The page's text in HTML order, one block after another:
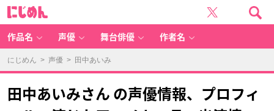
作品名 声優 舞台俳優 作者名
にじめん > 声優 > 田中あいみ
田中あいみさん の声優情報、プロフィ